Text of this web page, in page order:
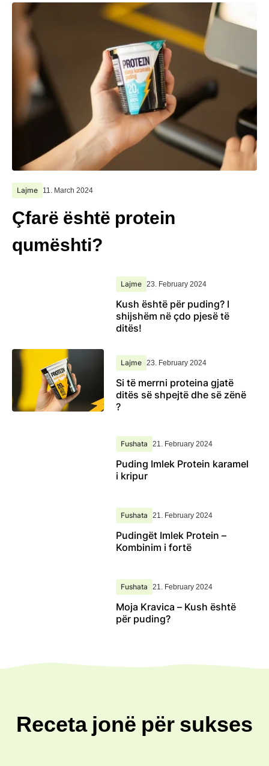
Lajme 11. March 2024
Çfarë është protein
qumështi?
Lajme 23. February 2024
Kush është për puding? I
shijshëm në çdo pjesë të
ditës!
Lajme 23. February 2024
Si të merrni proteina gjatë
ditës së shpejtë dhe së zënë
?
Fushata 21. February 2024
Puding Imlek Protein karamel
i kripur
Fushata 21. February 2024
Pudingët Imlek Protein –
Kombinim i fortë
Fushata 21. February 2024
Moja Kravica – Kush është
për puding?
Receta jonë për sukses